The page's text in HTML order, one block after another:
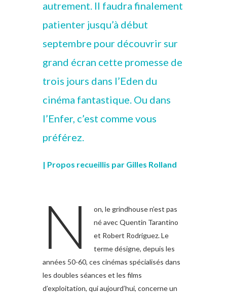
autrement. Il faudra finalement
patienter jusqu’à début
septembre pour découvrir sur
grand écran cette promesse de
trois jours dans l’Eden du
cinéma fantastique. Ou dans
l’Enfer, c’est comme vous
préférez.
| Propos recueillis par Gilles Rolland
N
on, le grindhouse n’est pas
né avec Quentin Tarantino
et Robert Rodriguez. Le
terme désigne, depuis les
années 50-60, ces cinémas spécialisés dans
les doubles séances et les films
d’exploitation, qui aujourd’hui, concerne un